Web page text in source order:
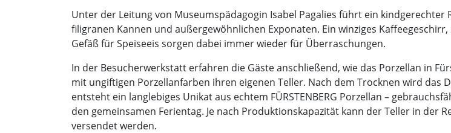
Unter der Leitung von Museumspädagogin Isabel Pagalies führt ein
filigranen Kannen und außergewöhnlichen Exponaten. Ein winziges
Gefäß für Speiseeis sorgen dabei immer wieder für Überraschungen.
In der Besucherwerkstatt erfahren die Gäste anschließend, wie das Porzellan in
mit ungiftigen Porzellanfarben ihren eigenen Teller. Nach dem Trocknen wird
entsteht ein langlebiges Unikat aus echtem FÜRSTENBERG Porzellan –
den gemeinsamen Ferientag. Je nach Produktionskapazität kann der Teller in der
versendet werden.